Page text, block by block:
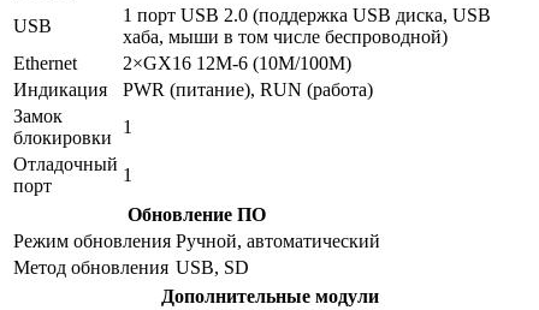
USB
1 порт USB 2.0 (поддержка USB диска, USB
хаба, мыши в том числе беспроводной)
Ethernet
2×GX16 12М-6 (10M/100M)
Индикация
PWR (питание), RUN (работа)
Замок
блокировки
1
Отладочный
порт
1
Обновление ПО
Режим обновления Ручной, автоматический
Метод обновления USB, SD
Дополнительные модули